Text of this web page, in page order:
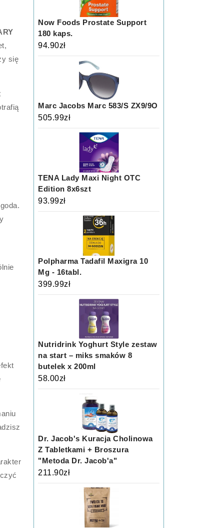
się
Now Foods Prostate Support
180 kaps.
94.90zł
Marc Jacobs Marc 583/S ZX9/9O
505.99zł
TENA Lady Maxi Night OTC
Edition 8x6szt
93.99zł
Polpharma Tadafil Maxigra 10
Mg - 16tabl.
399.99zł
Nutridrink Yoghurt Style zestaw
na start – miks smaków 8
butelek x 200ml
58.00zł
Dr. Jacob's Kuracja Cholinowa
Z Tabletkami + Broszura
"Metoda Dr. Jacob'a"
211.90zł